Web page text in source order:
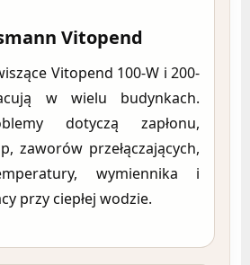
Vitopend
Vitopend 100-W i 200-
w wielu budynkach.
dotyczą zapłonu,
zaworów przełączających,
wymiennika i
przy ciepłej wodzie.